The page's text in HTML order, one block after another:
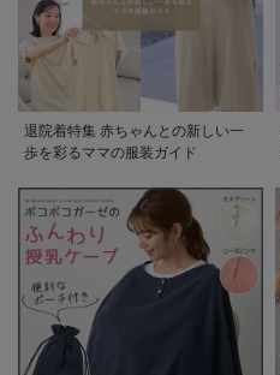
退院着特集 赤ちゃんとの新しい一
歩を彩るママの服装ガイド